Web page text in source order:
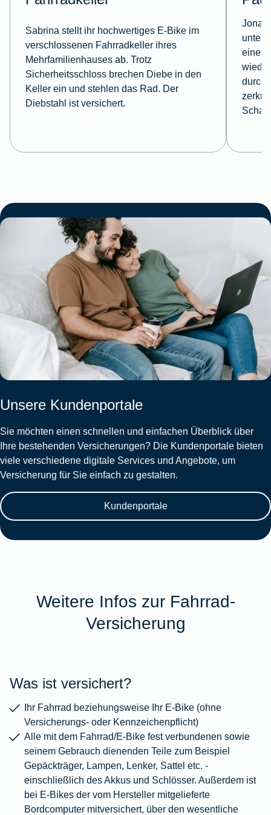
Sabrina stellt ihr hochwertiges E-Bike im
verschlossenen Fahrradkeller ihres
Mehrfamilienhauses ab. Trotz
Sicherheitsschloss brechen Diebe in den
Keller ein und stehlen das Rad. Der
Diebstahl ist versichert.
Jonas
einem
Unsere Kundenportale
Sie möchten einen schnellen und einfachen Überblick über
Ihre bestehenden Versicherungen? Die Kundenportale bieten
viele verschiedene digitale Services und Angebote, um
Versicherung für Sie einfach zu gestalten.
Kundenportale
Weitere Infos zur Fahrrad-
Versicherung
Was ist versichert?
Ihr Fahrrad beziehungsweise Ihr E-Bike (ohne
Versicherungs- oder Kennzeichenpflicht)
Alle mit dem Fahrrad/E-Bike fest verbundenen sowie
seinem Gebrauch dienenden Teile zum Beispiel
Gepäckträger, Lampen, Lenker, Sattel etc. -
einschließlich des Akkus und Schlösser. Außerdem ist
bei E-Bikes der vom Hersteller mitgelieferte
Bordcomputer mitversichert, über den wesentliche